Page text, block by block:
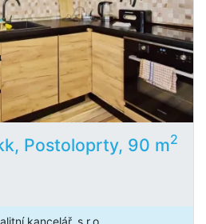
Postoloprty, 90 m2
kancelář, s.r.o.